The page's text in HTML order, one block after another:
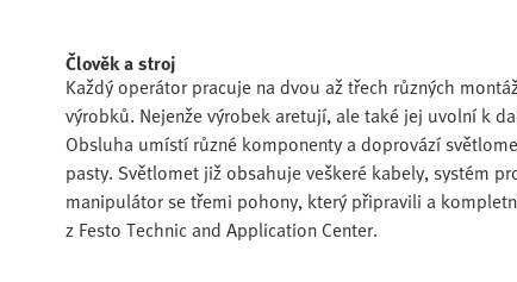
Člověk a stroj
Každý operátor pracuje na dvou až třech různých
výrobků. Nejenže výrobek aretují, ale také jej uvolní k
Obsluha umístí různé komponenty a doprovází
pasty. Světlomet již obsahuje veškeré kabely, systém
manipulátor se třemi pohony, který připravili a
z Festo Technic and Application Center.